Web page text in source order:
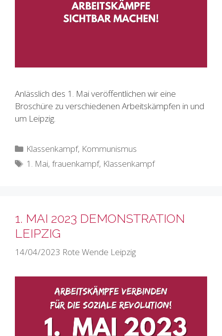
Anlässlich des 1. Mai veröffentlichen wir eine
Broschüre zu verschiedenen Arbeitskämpfen in und
um Leipzig.
Kategorien
Klassenkampf, Kommunismus
Schlagwörter
1. Mai,frauenkampf, Klassenkampf
1. MAI 2023 DEMONSTRATION
LEIPZIG
14/04/2023 Rote Wende Leipzig